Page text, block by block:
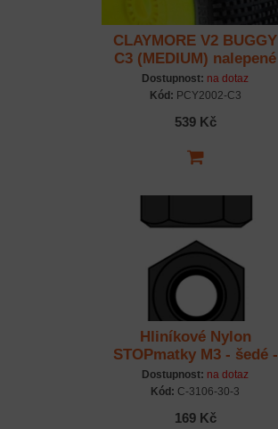
CLAYMORE V2 BUGGY
C3 (MEDIUM) nalepené
gumy, žluté disky, 2 ks.
Dostupnost: na dotaz
Kód: PCY2002-C3
539 Kč
Hliníkové Nylon
STOPmatky M3 - šedé -
10 ks.
Dostupnost: na dotaz
Kód: C-3106-30-3
169 Kč